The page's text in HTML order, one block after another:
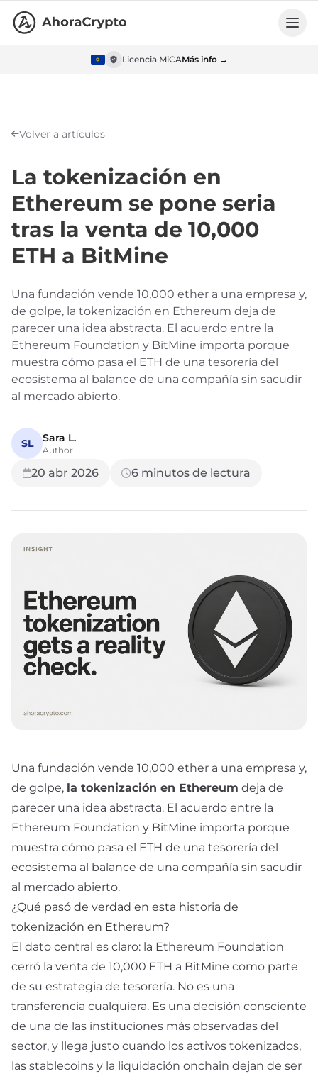
Licencia MiCAMás info →
Volver a artículos
La tokenización en
Ethereum se pone seria
tras la venta de 10,000
ETH a BitMine
Una fundación vende 10,000 ether a una empresa y,
de golpe, la tokenización en Ethereum deja de
parecer una idea abstracta. El acuerdo entre la
Ethereum Foundation y BitMine importa porque
muestra cómo pasa el ETH de una tesorería del
ecosistema al balance de una compañía sin sacudir
al mercado abierto.
SL Sara L.
Author
20 abr 2026 6 minutos de lectura
Una fundación vende 10,000 ether a una empresa y,
de golpe, la tokenización en Ethereum deja de
parecer una idea abstracta. El acuerdo entre la
Ethereum Foundation y BitMine importa porque
muestra cómo pasa el ETH de una tesorería del
ecosistema al balance de una compañía sin sacudir
al mercado abierto.
¿Qué pasó de verdad en esta historia de
tokenización en Ethereum?
El dato central es claro: la Ethereum Foundation
cerró la venta de 10,000 ETH a BitMine como parte
de su estrategia de tesorería. No es una
transferencia cualquiera. Es una decisión consciente
de una de las instituciones más observadas del
sector, y llega justo cuando los activos tokenizados,
las stablecoins y la liquidación onchain dejan de ser